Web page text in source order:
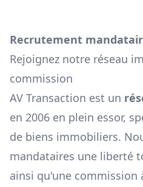
Recrutement
Rejoignez notre réseau
commission
AV Transaction est un
en 2006 en plein essor,
de biens immobiliers.
mandataires une liberté
ainsi qu'une commission